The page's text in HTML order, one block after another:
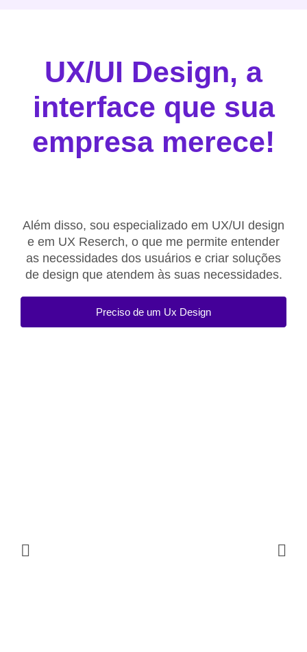
UX/UI Design, a
interface que sua
empresa merece!
Além disso, sou especializado em UX/UI design
e em UX Reserch, o que me permite entender
as necessidades dos usuários e criar soluções
de design que atendem às suas necessidades.
Preciso de um Ux Design